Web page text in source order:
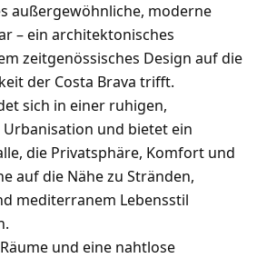
außergewöhnliche, moderne
– ein architektonisches
zeitgenössisches Design auf die
der Costa Brava trifft.
sich in einer ruhigen,
und bietet ein
die Privatsphäre, Komfort und
auf die Nähe zu Stränden,
mediterranem Lebensstil
und eine nahtlose